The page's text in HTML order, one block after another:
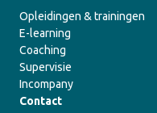
Opleidingen & trainingen
E-learning
Coaching
Supervisie
Incompany
Contact